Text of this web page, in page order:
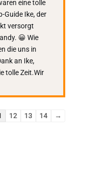
eine tolle
Guide Ike, der
versorgt
😀 Wie
die uns in
an Ike,
tolle Zeit.Wir
12 13 14 →